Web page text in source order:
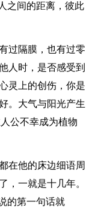
之间的距离，彼此
过隔膜，也有过零
人时，是否感受到
灵上的创伤，你是
。大气与阳光产生
公不幸成为植物
在他的床边细语周
，一就是十几年。
的第一句话就